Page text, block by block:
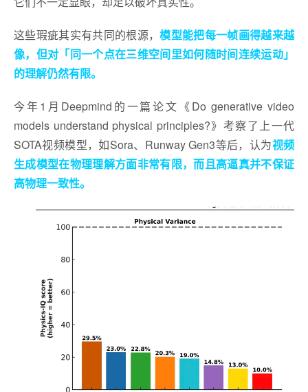
这些瑕疵其实有共同的根源，模型能把每一帧画得越来越
像，但对「同一个点在三维空间里如何随时间连续运动」
的理解仍然有限。
今年1月Deepmind的一篇论文《Do generative video
models understand physical principles?》考察了上一代
SOTA视频模型，如Sora、Runway Gen3等后，认为视频
生成模型在物理理解方面非常有限，而且高逼真并不保证
高物理一致性。